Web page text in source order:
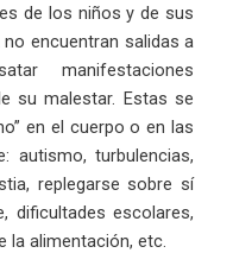
de los niños y de sus
encuentran salidas a
manifestaciones
su malestar. Estas se
en el cuerpo o en las
autismo, turbulencias,
replegarse sobre sí
dificultades escolares,
la alimentación, etc.